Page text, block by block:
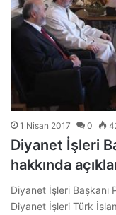
1 Nisan 2017 0
Diyanet İşleri
hakkında
Diyanet İşleri Başkanı
Diyanet İşleri Türk